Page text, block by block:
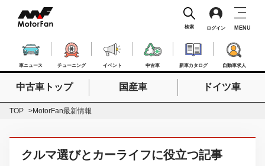
車ニュース チューニング イベント 中古車 新車カタログ 自動車求人
検索 ログイン MENU
検索したいキーワードを入力
中古車トップ 国産車 ドイツ車
TOP MotorFan最新情報
クルマ選びとカーライフに役立つ記事